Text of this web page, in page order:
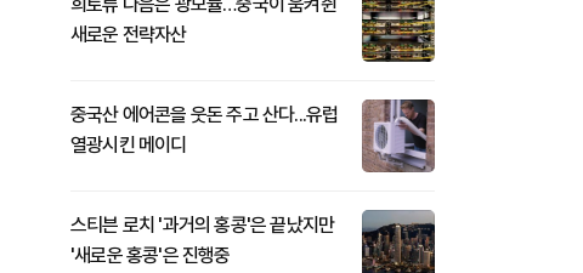
새로운 전략자산
중국산 에어콘을 웃돈 주고 산다...유럽
열광시킨 메이디
스티븐 로치 '과거의 홍콩'은 끝났지만
'새로운 홍콩'은 진행중